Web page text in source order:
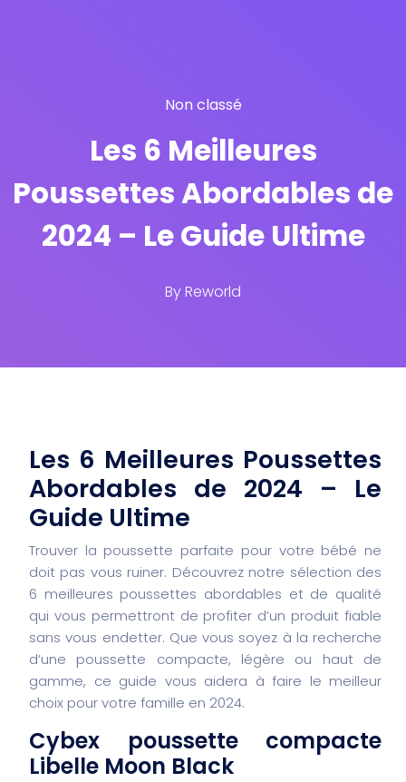
Non classé
Les 6 Meilleures
Poussettes Abordables de
2024 – Le Guide Ultime
ByReworld
Les 6 Meilleures Poussettes
Abordables de 2024 – Le
Guide Ultime
Trouver la poussette parfaite pour votre bébé ne
doit pas vous ruiner. Découvrez notre sélection des
6 meilleures poussettes abordables et de qualité
qui vous permettront de profiter d’un produit fiable
sans vous endetter. Que vous soyez à la recherche
d’une poussette compacte, légère ou haut de
gamme, ce guide vous aidera à faire le meilleur
choix pour votre famille en 2024.
Cybex poussette compacte
Libelle Moon Black